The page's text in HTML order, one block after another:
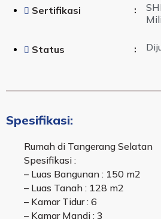
Sertifikasi :
Status :
Spesifikasi:
Rumah di Tangerang Selatan
Spesifikasi :
– Luas Bangunan : 150 m2
– Luas Tanah : 128 m2
– Kamar Tidur : 6
– Kamar Mandi : 3